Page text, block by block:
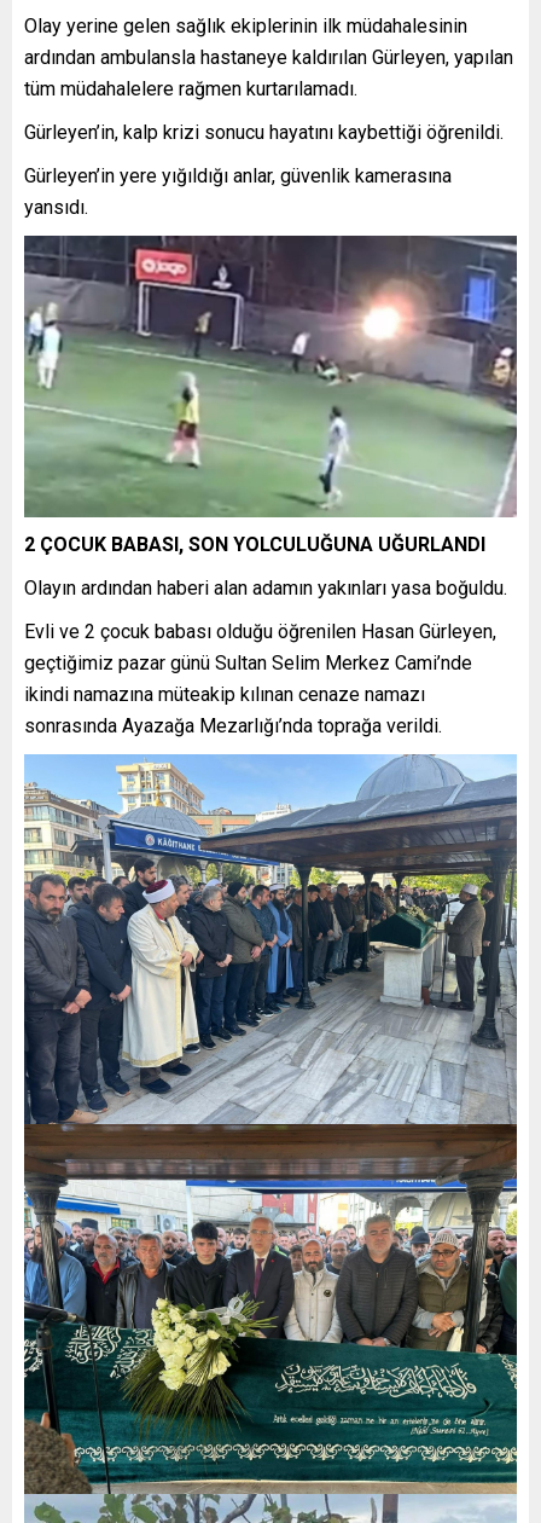
Olay yerine gelen sağlık ekiplerinin ilk müdahalesinin
ardından ambulansla hastaneye kaldırılan Gürleyen, yapılan
tüm müdahalelere rağmen kurtarılamadı.
Gürleyen’in, kalp krizi sonucu hayatını kaybettiği öğrenildi.
Gürleyen’in yere yığıldığı anlar, güvenlik kamerasına
yansıdı.
2 ÇOCUK BABASI, SON YOLCULUĞUNA UĞURLANDI
Olayın ardından haberi alan adamın yakınları yasa boğuldu.
Evli ve 2 çocuk babası olduğu öğrenilen Hasan Gürleyen,
geçtiğimiz pazar günü Sultan Selim Merkez Cami’nde
ikindi namazına müteakip kılınan cenaze namazı
sonrasında Ayazağa Mezarlığı’nda toprağa verildi.